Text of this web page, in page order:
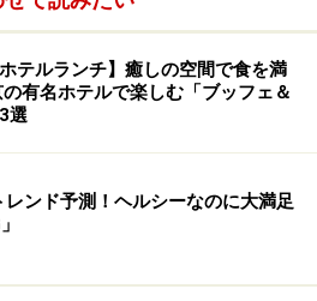
麺
ってしまいますが、麺も秀逸。
ルツルとした表面のなめらかさ
めるとモチモチとした心地良い
強い風味が漂います。
ホテルランチ】癒しの空間で食を満
有名ホテルで楽しむ「ブッフェ＆
選
ンド予測！ヘルシーなのに大満足